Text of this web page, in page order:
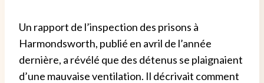
Un rapport de l’inspection des prisons à
Harmondsworth, publié en avril de l’année
dernière, a révélé que des détenus se plaignaient
d’une mauvaise ventilation. Il décrivait comment